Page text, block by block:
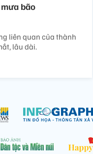
bão
liên quan của thành
lâu dài.